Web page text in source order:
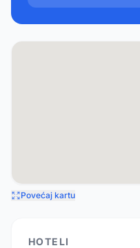
Povećaj kartu
HOTELI